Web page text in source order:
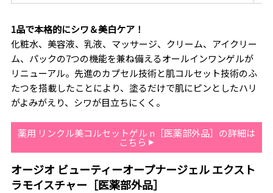
1品で本格的にシワ＆美白ケア！
化粧水、美容液、乳液、マッサージ、クリーム、アイクリー
ム、パックの7つの機能を兼ね備えるオールインワンゲルが
リニューアル。先進のカプセル技術と肌コルセット技術のふ
たつを搭載したことにより、塗るだけで肌にピンとしたハリ
がよみがえり、シワが目立ちにくく。
薬用 リンクル美コルセットゲル n［医薬部外品］の詳細は
こちら
オージオ ビューティーオープナージェル エクスト
ラモイスチャー［医薬部外品］